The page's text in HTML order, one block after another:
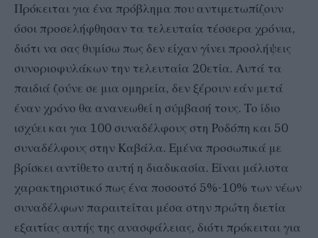
Πρόκειται για ένα πρόβλημα που αντιμετωπίζουν
όσοι προσελήφθησαν τα τελευταία τέσσερα χρόνια,
διότι να σας θυμίσω πως δεν είχαν γίνει προσλήψεις
συνοριοφυλάκων την τελευταία 20ετία. Αυτά τα
παιδιά ζούνε σε μια ομηρεία, δεν ξέρουν εάν μετά
έναν χρόνο θα ανανεωθεί η σύμβασή τους. Το ίδιο
ισχύει και για 100 συναδέλφους στη Ροδόπη και 50
συναδέλφους στην Καβάλα. Εμένα προσωπικά με
βρίσκει αντίθετο αυτή η διαδικασία. Είναι μάλιστα
χαρακτηριστικό πως ένα ποσοστό 5%-10% των νέων
συναδέλφων παραιτείται μέσα στην πρώτη διετία
εξαιτίας αυτής της ανασφάλειας, διότι πρόκειται για